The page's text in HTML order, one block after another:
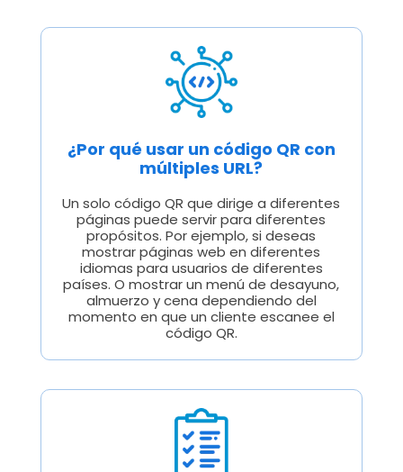
¿Por qué usar un código QR con
múltiples URL?
Un solo código QR que dirige a diferentes
páginas puede servir para diferentes
propósitos. Por ejemplo, si deseas
mostrar páginas web en diferentes
idiomas para usuarios de diferentes
países. O mostrar un menú de desayuno,
almuerzo y cena dependiendo del
momento en que un cliente escanee el
código QR.